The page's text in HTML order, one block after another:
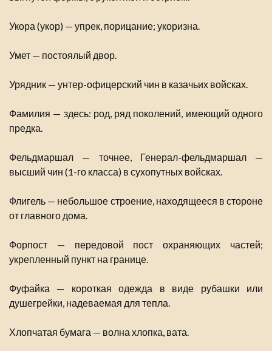
Укора (укор) — упрек, порицание; укоризна.
Умет — постоялый двор.
Урядник — унтер-офицерский чин в казачьих войсках.
Фамилия — здесь: род, ряд поколений, имеющий одного
предка.
Фельдмаршал — точнее, Генерал-фельдмаршал —
высший чин (1-го класса) в сухопутных войсках.
Флигель — небольшое строение, находящееся в стороне
от главного дома.
Форпост — передовой пост охраняющих частей;
укрепленный пункт на границе.
Фуфайка — короткая одежда в виде рубашки или
душегрейки, надеваемая для тепла.
Хлопчатая бумага — волна хлопка, вата.